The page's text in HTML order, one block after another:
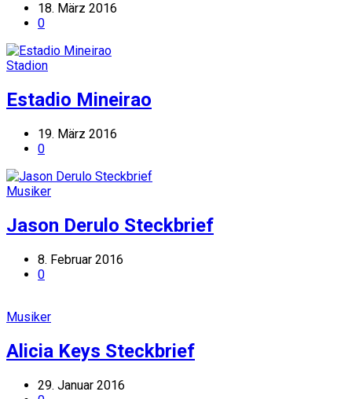
18. März 2016
0
Stadion
Estadio Mineirao
19. März 2016
0
Musiker
Jason Derulo Steckbrief
8. Februar 2016
0
Musiker
Alicia Keys Steckbrief
29. Januar 2016